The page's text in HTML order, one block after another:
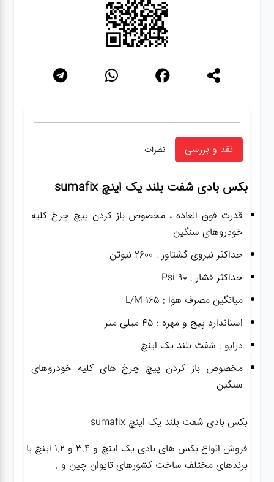
نقد و بررسی نظرات
بکس بادی شفت بلند یک اینچ sumafix
قدرت فوق العاده ، مخصوص باز کردن پیچ چرخ کلیه
خودروهای سنگین
حداکثر نیروی گشتاور : ۲۶۰۰ نیوتن
حداکثر فشار : ۹۰ Psi
میانگین مصرف هوا : ۱۶۵ L/M
استاندارد پیچ و مهره : ۴۵ میلی متر
درایو : شفت بلند یک اینچ
مخصوص باز کردن پیچ چرخ های کلیه خودروهای
سنگین
بکس بادی شفت بلند یک اینچ sumafix
فروش انواع بکس های بادی یک اینچ و 3.4 و 1.2 اینچ با
برندهای مختلف ساخت کشورهای تایوان چین و .